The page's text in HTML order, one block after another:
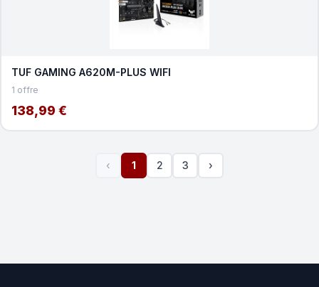
TUF GAMING A620M-PLUS WIFI
1 offre
138,99 €
‹ 1 2 3 ›